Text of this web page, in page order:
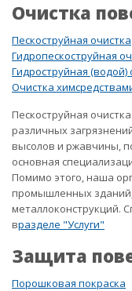
Очистка
Пескоструйная очистка
Гидропескоструйная
Гидроструйная (водой)
Очистка
Пескоструйная
различных
высолов и ржавчины,
основная
Помимо этого, наша
промышленных
металлоконструкций.
вразделе "Услуги"
Защита
Порошковая покраска